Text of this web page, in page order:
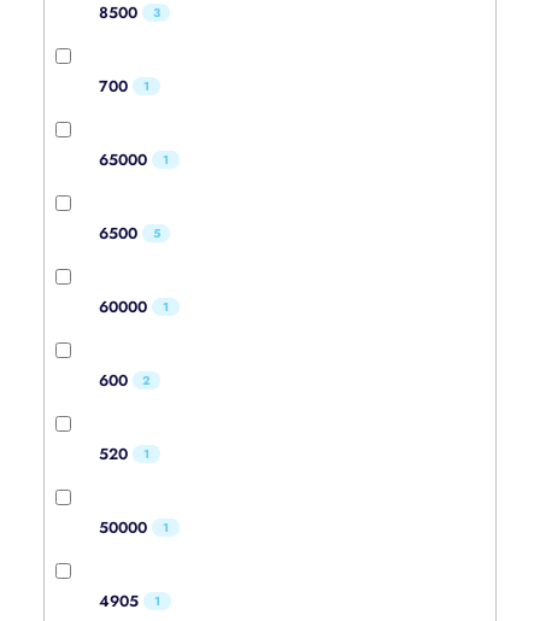
8500 3
700 1
65000 1
6500 5
60000 1
600 2
520 1
50000 1
4905 1